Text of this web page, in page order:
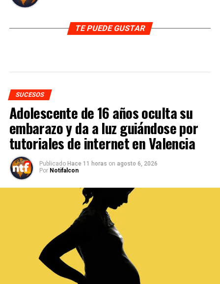
TE PUEDE GUSTAR
SUCESOS
Adolescente de 16 años oculta su
embarazo y da a luz guiándose por
tutoriales de internet en Valencia
Publicado Hace 11 horas on agosto 6, 2026
Por Notifalcon